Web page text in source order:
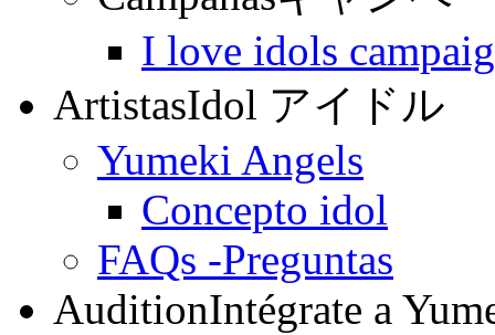
I love idols
ArtistasIdol アイドル
Yumeki Angels
Concepto idol
FAQs -Preguntas
AuditionIntégrate a